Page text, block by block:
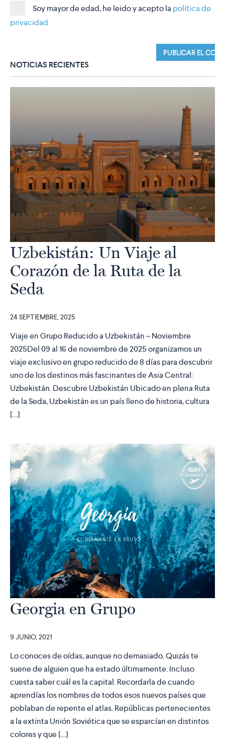
Soy mayor de edad, he leido y acepto la política de
privacidad
NOTICIAS RECIENTES
Uzbekistán: Un Viaje al
Corazón de la Ruta de la
Seda
24 SEPTIEMBRE, 2025
Viaje en Grupo Reducido a Uzbekistán – Noviembre
2025Del 09 al 16 de noviembre de 2025 organizamos un
viaje exclusivo en grupo reducido de 8 días para descubrir
uno de los destinos más fascinantes de Asia Central:
Uzbekistán. Descubre Uzbekistán Ubicado en plena Ruta
de la Seda, Uzbekistán es un país lleno de historia, cultura
[…]
Georgia en Grupo
9 JUNIO, 2021
Lo conoces de oídas, aunque no demasiado. Quizás te
suene de alguien que ha estado últimamente. Incluso
cuesta saber cuál es la capital. Recordarla de cuando
aprendías los nombres de todos esos nuevos países que
poblaban de repente el atlas. Repúblicas pertenecientes
a la extinta Unión Soviética que se esparcían en distintos
colores y que […]